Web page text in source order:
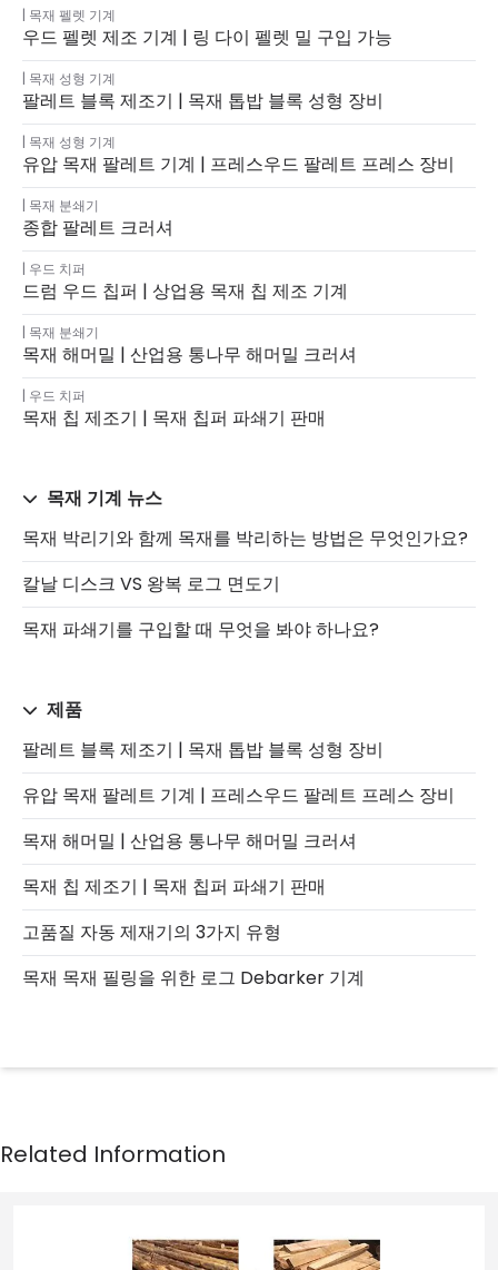
목재 펠렛 기계
우드 펠렛 제조 기계 | 링 다이 펠렛 밀 구입 가능
목재 성형 기계
팔레트 블록 제조기 | 목재 톱밥 블록 성형 장비
목재 성형 기계
유압 목재 팔레트 기계 | 프레스우드 팔레트 프레스 장비
목재 분쇄기
종합 팔레트 크러셔
우드 치퍼
드럼 우드 칩퍼 | 상업용 목재 칩 제조 기계
목재 분쇄기
목재 해머밀 | 산업용 통나무 해머밀 크러셔
우드 치퍼
목재 칩 제조기 | 목재 칩퍼 파쇄기 판매
목재 기계 뉴스
목재 박리기와 함께 목재를 박리하는 방법은 무엇인가요?
칼날 디스크 VS 왕복 로그 면도기
목재 파쇄기를 구입할 때 무엇을 봐야 하나요?
제품
팔레트 블록 제조기 | 목재 톱밥 블록 성형 장비
유압 목재 팔레트 기계 | 프레스우드 팔레트 프레스 장비
목재 해머밀 | 산업용 통나무 해머밀 크러셔
목재 칩 제조기 | 목재 칩퍼 파쇄기 판매
고품질 자동 제재기의 3가지 유형
목재 목재 필링을 위한 로그 Debarker 기계